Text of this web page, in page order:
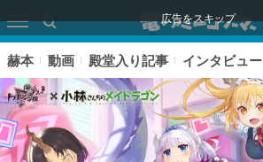
広告をスキップ
赫本 動画 殿堂入り記事 インタビュー